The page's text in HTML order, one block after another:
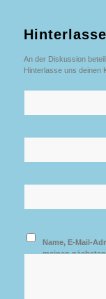
An der Diskussion
Hinterlasse uns deinen
Name, E-Mail-
meinen